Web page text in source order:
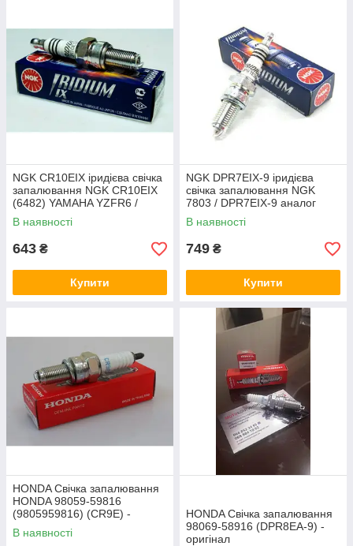
NGK CR10EIX іридієва свічка
запалювання NGK CR10EIX
(6482) YAMAHA YZFR6 /
SUZUKI GSF400-600
/GSXR,,,,
В наявності
643 ₴
Купити
NGK DPR7EIX-9 іридієва
свічка запалювання NGK
7803 / DPR7EIX-9 аналог
X22EPR-U9 4086
В наявності
749 ₴
Купити
HONDA Свічка запалювання
HONDA 98059-59816
(9805959816) (CR9E) -
оригінал
В наявності
HONDA Свічка запалювання
98069-58916 (DPR8EA-9) -
оригінал